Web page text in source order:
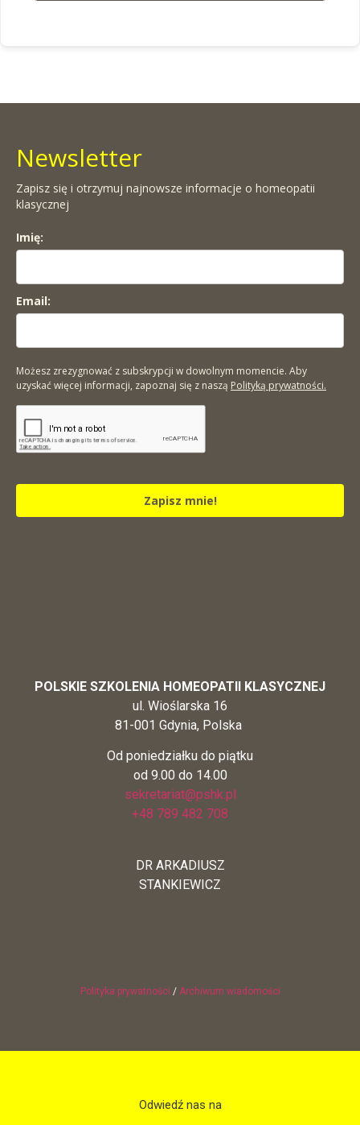
Newsletter
Zapisz się i otrzymuj najnowsze informacje o homeopatii
klasycznej
Imię:
Email:
Możesz zrezygnować z subskrypcji w dowolnym momencie. Aby
uzyskać więcej informacji, zapoznaj się z naszą Polityką prywatności.
Zapisz mnie!
POLSKIE SZKOLENIA HOMEOPATII KLASYCZNEJ
ul. Wioślarska 16
81-001 Gdynia, Polska
Od poniedziałku do piątku
od 9.00 do 14.00
sekretariat@pshk.pl
+48 789 482 708
DR ARKADIUSZ
STANKIEWICZ
Polityka prywatności / Archiwum wiadomości
Odwiedź nas na